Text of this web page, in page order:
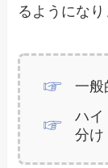
るようになり
一般
ハイ
分け